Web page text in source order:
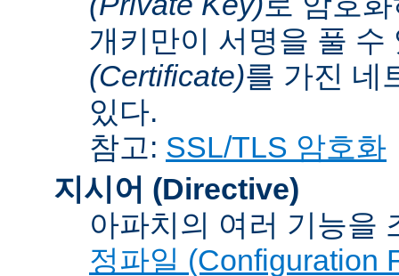
개키만이 서명을 풀
(Certificate)를 가진 네
있다.
참고: SSL/TLS 암호화
지시어 (Directive)
아파치의 여러 기능을
정파일 (Configuration